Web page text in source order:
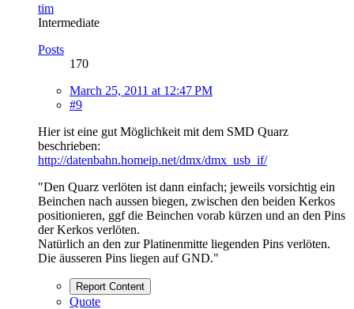
tim
Intermediate
Posts
170
March 25, 2011 at 12:47 PM
#9
Hier ist eine gut Möglichkeit mit dem SMD Quarz
beschrieben:
http://datenbahn.homeip.net/dmx/dmx_usb_if/
"Den Quarz verlöten ist dann einfach; jeweils vorsichtig ein
Beinchen nach aussen biegen, zwischen den beiden Kerkos
positionieren, ggf die Beinchen vorab kürzen und an den Pins
der Kerkos verlöten.
Natürlich an den zur Platinenmitte liegenden Pins verlöten.
Die äusseren Pins liegen auf GND."
Report Content
Quote